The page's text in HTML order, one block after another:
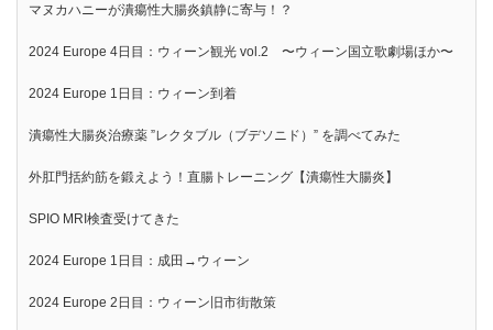
マヌカハニーが潰瘍性大腸炎鎮静に寄与！？
2024 Europe 4日目：ウィーン観光 vol.2 〜ウィーン国立歌劇場ほか〜
2024 Europe 1日目：ウィーン到着
潰瘍性大腸炎治療薬 ”レクタブル（ブデソニド）” を調べてみた
外肛門括約筋を鍛えよう！直腸トレーニング【潰瘍性大腸炎】
SPIO MRI検査受けてきた
2024 Europe 1日目：成田→ウィーン
2024 Europe 2日目：ウィーン旧市街散策